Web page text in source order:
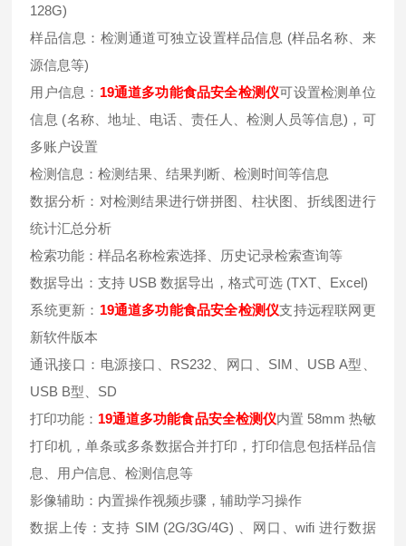
128G)
样品信息：检测通道可独立设置样品信息 (样品名称、来
源信息等)
用户信息： 19通道多功能食品安全检测仪可设置检测单位
信息 (名称、地址、电话、责任人、检测人员等信息)，可
多账户设置
检测信息：检测结果、结果判断、检测时间等信息
数据分析：对检测结果进行饼拼图、柱状图、折线图进行
统计汇总分析
检索功能：样品名称检索选择、历史记录检索查询等
数据导出：支持 USB 数据导出，格式可选 (TXT、Excel)
系统更新： 19通道多功能食品安全检测仪支持远程联网更
新软件版本
通讯接口：电源接口、RS232、网口、SIM、USB A型、
USB B型、SD
打印功能： 19通道多功能食品安全检测仪内置 58mm 热敏
打印机，单条或多条数据合并打印，打印信息包括样品信
息、用户信息、检测信息等
影像辅助：内置操作视频步骤，辅助学习操作
数据上传：支持 SIM (2G/3G/4G) 、网口、wifi 进行数据